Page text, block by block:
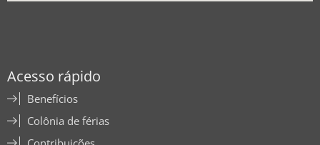
Acesso rápido
Benefícios
Colônia de férias